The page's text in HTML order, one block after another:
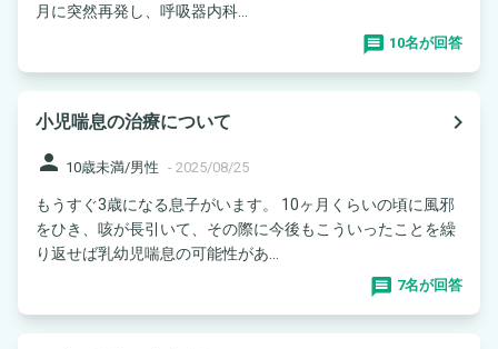
月に突然再発し、呼吸器内科...
10名が回答
小児喘息の治療について
navigate_next
person 10歳未満/男性 - 2025/08/25
もうすぐ3歳になる息子がいます。 10ヶ月くらいの頃に風邪
をひき、咳が長引いて、その際に今後もこういったことを繰
り返せば乳幼児喘息の可能性があ...
7名が回答